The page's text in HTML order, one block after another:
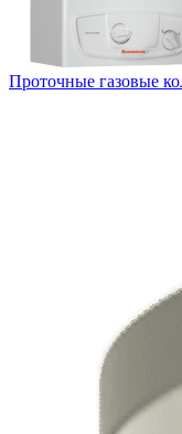
Проточные газовые